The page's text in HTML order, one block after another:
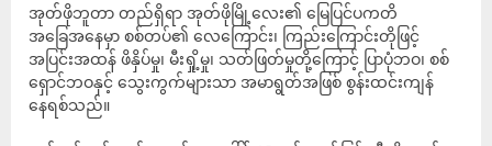
အုတ်ဖိုဘူတာ တည်ရှိရာ အုတ်ဖိုမြို့လေး၏ မြေပြင်ပကတိ
အခြေအနေမှာ စစ်တပ်၏ လေကြောင်း၊ ကြည်းကြောင်းတိုဖြင့်
အပြင်းအထန် ဖိနှိပ်မှု၊ မီးရှို့မှု၊ သတ်ဖြတ်မှုတို့ကြောင့် ပြာပုံဘဝ၊ စစ်
ရှောင်ဘဝနှင့် သွေးကွက်များသာ အမာရွတ်အဖြစ် စွန်းထင်းကျန်
နေရစ်သည်။